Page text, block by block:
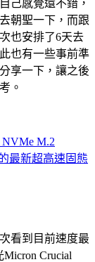
己感覺還不錯，
朝聖一下，而跟
也安排了6天去
也有一些事前準
享一下，讓之後
。
NVMe M.2
最新超高速固態
看到目前速度最
Crucial